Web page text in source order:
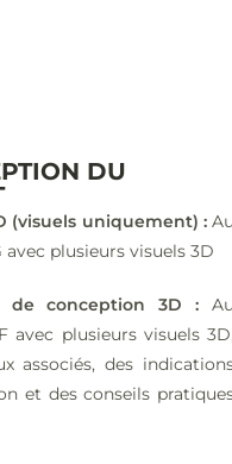
DU
(visuels uniquement) :Au
plusieurs visuels 3D
de conception 3D : Au
avec plusieurs visuels
associés, des
et des conseils